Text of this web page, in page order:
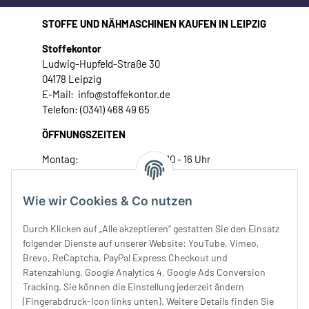
Wie wir Cookies & Co nutzen
Durch Klicken auf „Alle akzeptieren“ gestatten Sie den Einsatz
folgender Dienste auf unserer Website: YouTube, Vimeo,
Brevo, ReCaptcha, PayPal Express Checkout und
Ratenzahlung, Google Analytics 4, Google Ads Conversion
Tracking. Sie können die Einstellung jederzeit ändern
(Fingerabdruck-Icon links unten). Weitere Details finden Sie
STOFFE UND NÄHMASCHINEN KAUFEN IN LEIPZIG
Stoffekontor
Ludwig-Hupfeld-Straße 30
04178 Leipzig
E-Mail: info@stoffekontor.de
Telefon: (0341) 468 49 65
ÖFFNUNGSZEITEN
Montag:
10 - 16 Uhr
Donnerstag:
10 - 18 Uhr
Samstag:
10 - 14 Uhr
Unser Service
Rechtliches